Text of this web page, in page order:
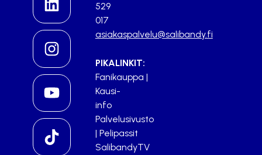
529
017
asiakaspalvelu@salibandy.fi
PIKALINKIT:
Fanikauppa |
Kausi-
info
Palvelusivusto
| Pelipassit
SalibandyTV